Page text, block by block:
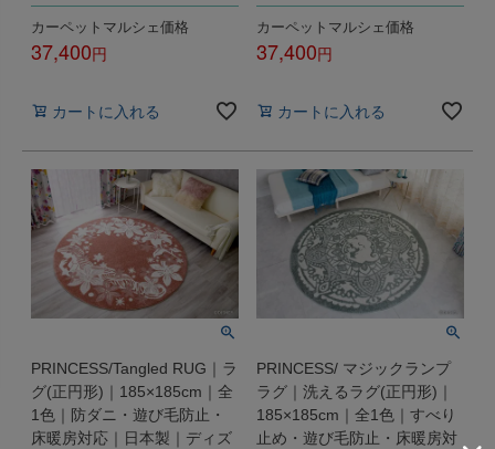
カーペットマルシェ価格
37,400
カートに入れる
カーペットマルシェ価格
37,400
カートに入れる
PRINCESS/Tangled RUG｜ラ
グ(正円形)｜185×185cm｜全
1色｜防ダニ・遊び毛防止・
床暖房対応｜日本製｜ディズ
PRINCESS/ マジックランプ
ラグ｜洗えるラグ(正円形)｜
185×185cm｜全1色｜すべり
止め・遊び毛防止・床暖房対